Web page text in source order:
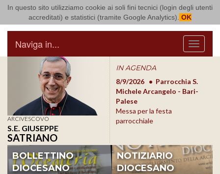
In questo sito utilizziamo cookie ai soli fini tecnici (login degli utenti
accreditati) e statistici (tramite Google Analytics). OK
Arcidiocesi di Bari Bitonto
Menu
Naviga in...
ARCIVESCOVO
S.E. GIUSEPPE
SATRIANO
IN AGENDA
8/17/2026
Conversano
Conferenza Episcopale
Pugliese
8/9/2026
Parrocchia S.
Michele Arcangelo - Bari-
Palese
Messa per la festa
parrocchiale
BOLLETTINO
DIOCESANO
NOTIZIARIO
DIOCESANO